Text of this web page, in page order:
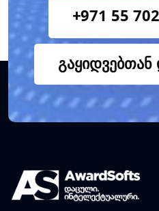
+971 55